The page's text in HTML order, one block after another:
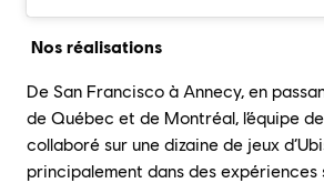
Nos réalisations
De San Francisco à Annecy, en
de Québec et de Montréal, l’équipe
collaboré sur une dizaine de jeux
principalement dans des expériences